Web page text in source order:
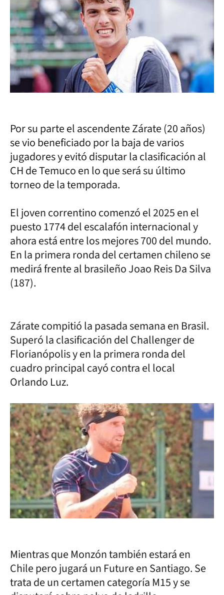
Por su parte el ascendente Zárate (20 años)
se vio beneficiado por la baja de varios
jugadores y evitó disputar la clasificación al
CH de Temuco en lo que será su último
torneo de la temporada.
El joven correntino comenzó el 2025 en el
puesto 1774 del escalafón internacional y
ahora está entre los mejores 700 del mundo.
En la primera ronda del certamen chileno se
medirá frente al brasileño Joao Reis Da Silva
(187).
Zárate compitió la pasada semana en Brasil.
Superó la clasificación del Challenger de
Florianópolis y en la primera ronda del
cuadro principal cayó contra el local
Orlando Luz.
Mientras que Monzón también estará en
Chile pero jugará un Future en Santiago. Se
trata de un certamen categoría M15 y se